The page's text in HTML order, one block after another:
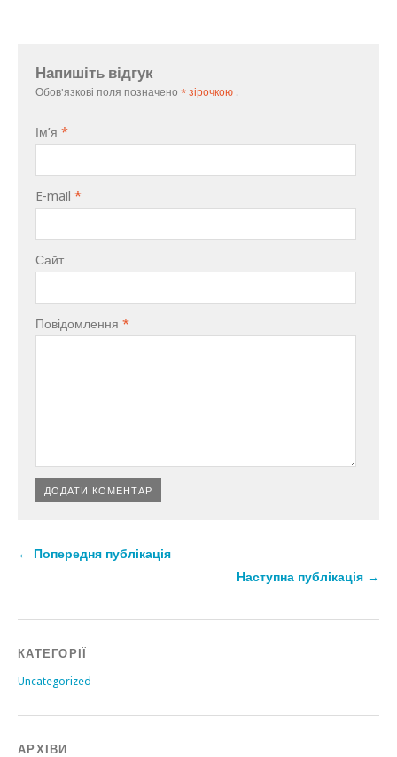
Напишіть відгук
Обов'язкові поля позначено * зірочкою .
Ім’я *
E-mail *
Сайт
Повідомлення *
← Попередня публікація
Наступна публікація →
КАТЕГОРІЇ
Uncategorized
АРХІВИ